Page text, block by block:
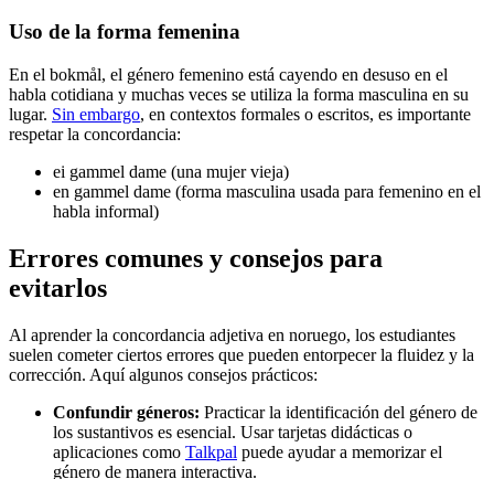
Uso de la forma femenina
En el bokmål, el género femenino está cayendo en desuso en el
habla cotidiana y muchas veces se utiliza la forma masculina en su
lugar. Sin embargo, en contextos formales o escritos, es importante
respetar la concordancia:
ei gammel dame (una mujer vieja)
en gammel dame (forma masculina usada para femenino en el
habla informal)
Errores comunes y consejos para
evitarlos
Al aprender la concordancia adjetiva en noruego, los estudiantes
suelen cometer ciertos errores que pueden entorpecer la fluidez y la
corrección. Aquí algunos consejos prácticos:
Confundir géneros: Practicar la identificación del género de
los sustantivos es esencial. Usar tarjetas didácticas o
aplicaciones como Talkpal puede ayudar a memorizar el
género de manera interactiva.